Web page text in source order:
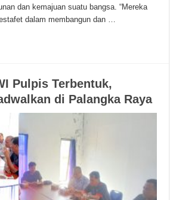
dan kemajuan suatu bangsa. “Mereka
dalam membangun dan …
Pulpis Terbentuk,
di Palangka Raya